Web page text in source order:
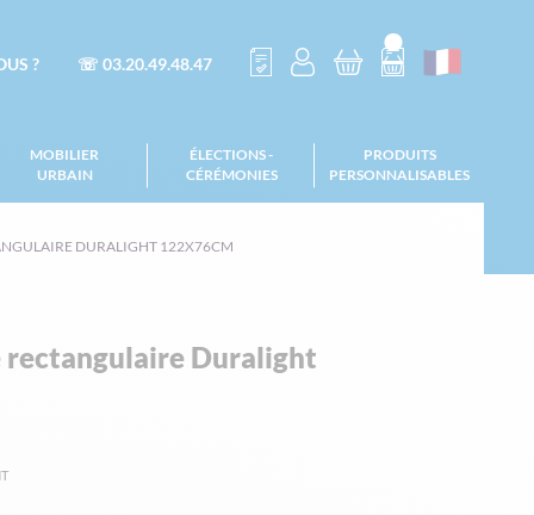
? ☏ 03.20.49.48.47
MOBILIER
URBAIN
ÉLECTIONS -
CÉRÉMONIES
PRODUITS
PERSONNALISABLES
DURALIGHT 122X76CM
rectangulaire Duralight